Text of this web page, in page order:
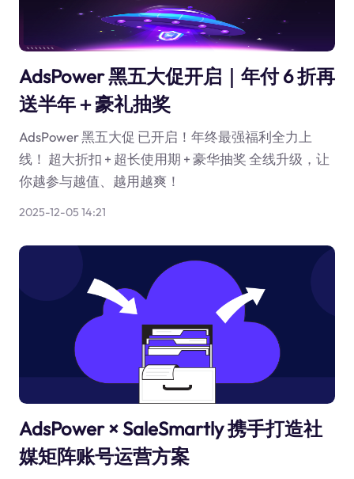
AdsPower 黑五大促开启｜年付 6 折再
送半年＋豪礼抽奖
AdsPower 黑五大促 已开启！年终最强福利全力上
线！ 超大折扣 + 超长使用期 + 豪华抽奖 全线升级，让
你越参与越值、越用越爽！
2025-12-05 14:21
AdsPower × SaleSmartly 携手打造社
媒矩阵账号运营方案